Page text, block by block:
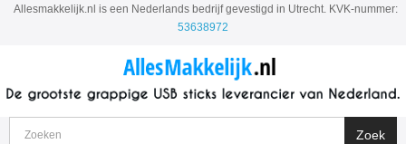
Allesmakkelijk.nl is een Nederlands bedrijf gevestigd in Utrecht. KVK-nummer:
53638972